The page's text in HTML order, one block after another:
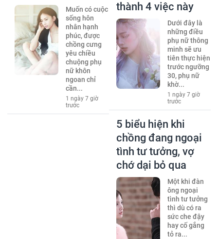
Muốn có cuộc
sống hôn
nhân hạnh
phúc, được
chồng cưng
yêu chiều
chuộng phụ
nữ khôn
ngoan chỉ
cần...
1 ngày 7 giờ
trước
thành 4 việc này
Dưới đây là
những điều
phụ nữ thông
minh sẽ ưu
tiên thực hiện
trước ngưỡng
30, phụ nữ
khờ...
1 ngày 7 giờ
trước
5 biểu hiện khi
chồng đang ngoại
tình tư tưởng, vợ
chớ dại bỏ qua
Một khi đàn
ông ngoại
tình tư tưởng
thì dù có ra
sức che đậy
hay cố gắng
tỏ ra...